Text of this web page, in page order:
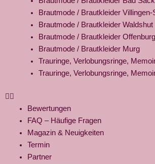
Brautmode / Brautkleider
Brautmode / Brautkleider Waldshut
Brautmode / Brautkleider Offenburg
Brautmode / Brautkleider Murg
Trauringe, Verlobungsringe,
Trauringe, Verlobungsringe,
Bewertungen
FAQ – Häufige Fragen
Magazin & Neuigkeiten
Termin
Partner